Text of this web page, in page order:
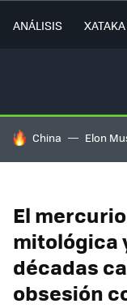
ANÁLISIS
HOY SE HABLA DE
China Elon
El
mitológica
décadas
obsesión